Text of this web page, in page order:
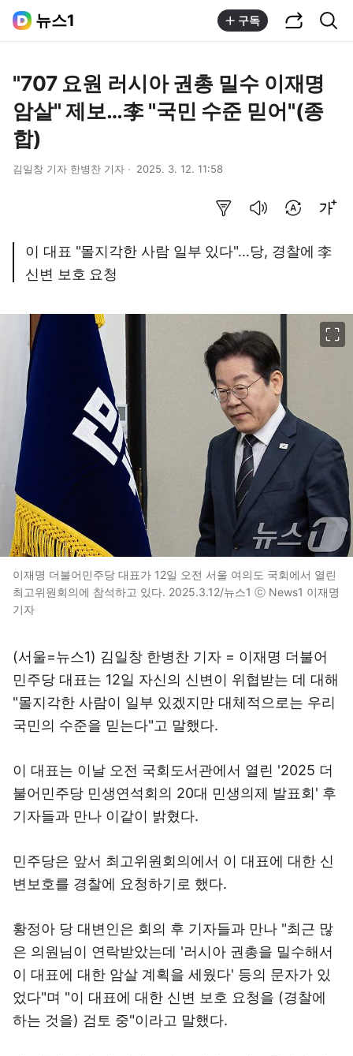
뉴스1 구독
"707 요원 러시아 권총 밀수 이재명
암살" 제보…李 "국민 수준 믿어"(종
합)
김일창 기자 한병찬 기자 2025. 3. 12. 11:58
이 대표 "몰지각한 사람 일부 있다"…당, 경찰에 李
신변 보호 요청
이재명 더불어민주당 대표가 12일 오전 서울 여의도 국회에서 열린
최고위원회의에 참석하고 있다. 2025.3.12/뉴스1 ⓒ News1 이재명
기자
(서울=뉴스1) 김일창 한병찬 기자 = 이재명 더불어
민주당 대표는 12일 자신의 신변이 위협받는 데 대해
"몰지각한 사람이 일부 있겠지만 대체적으로는 우리
국민의 수준을 믿는다"고 말했다.
이 대표는 이날 오전 국회도서관에서 열린 '2025 더
불어민주당 민생연석회의 20대 민생의제 발표회' 후
기자들과 만나 이같이 밝혔다.
민주당은 앞서 최고위원회의에서 이 대표에 대한 신
변보호를 경찰에 요청하기로 했다.
황정아 당 대변인은 회의 후 기자들과 만나 "최근 많
은 의원님이 연락받았는데 '러시아 권총을 밀수해서
이 대표에 대한 암살 계획을 세웠다' 등의 문자가 있
었다"며 "이 대표에 대한 신변 보호 요청을 (경찰에
하는 것을) 검토 중"이라고 말했다.